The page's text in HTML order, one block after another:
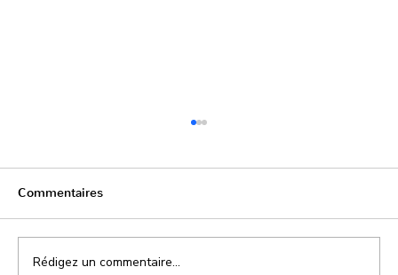
Commentaires
Rédigez un commentaire...